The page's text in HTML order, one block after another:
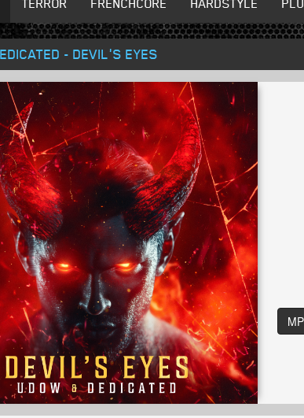
TERROR FRENCHCORE HARDSTYLE
- DEVIL'S EYES